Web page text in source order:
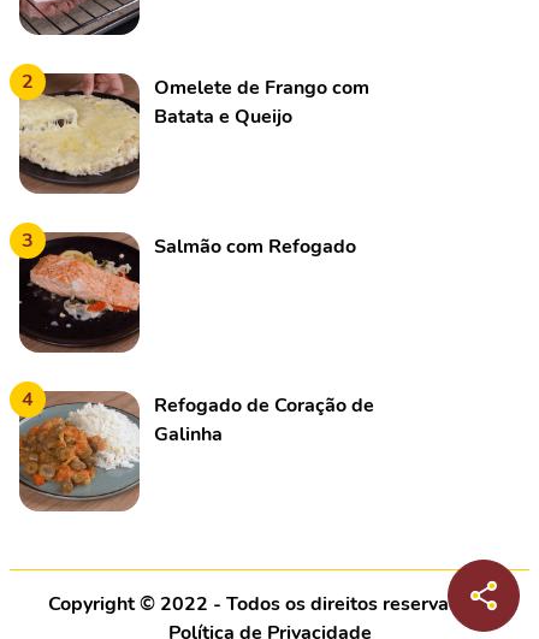
2
Omelete de Frango com
Batata e Queijo
3 Salmão com Refogado
4
Refogado de Coração de
Galinha
Copyright © 2022 - Todos os direitos reservados |
Política de Privacidade